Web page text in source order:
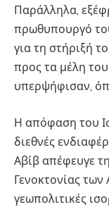
Παράλληλα,
πρωθυπουργό
για τη στήριξή
προς τα μέλη
υπερψήφισαν,
Η απόφαση του
διεθνές
Αβίβ απέφευγε
Γενοκτονίας
γεωπολιτικές